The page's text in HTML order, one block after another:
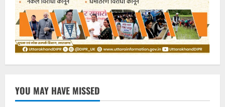
YOU MAY HAVE MISSED